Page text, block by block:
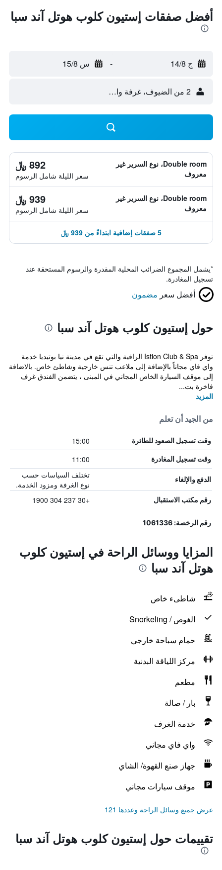
أفضل صفقات إستيون كلوب هوتل آند سبا
ج 14/8 - س 15/8
2 من الضيوف، غرفة واحدة
Double room، نوع السرير غير
معروف
892 ﷼
سعر الليلة شامل الرسوم
Double room، نوع السرير غير
معروف
939 ﷼
سعر الليلة شامل الرسوم
5 صفقات إضافية ابتداءً من 939 ﷼
*يشمل المجموع الضرائب المحلية المقدرة والرسوم المستحقة عند
تسجيل المغادرة.
أفضل سعر مضمون
حول إستيون كلوب هوتل آند سبا
توفر Istion Club & Spa الراقية والتي تقع في مدينة نيا بوتيديا خدمة
واي فاي مجاناً بالإضافة إلى ملاعب تنس خارجية وشاطئ خاص. بالاضافة
إلى موقف السيارة الخاص المجاني في المبنى ، يتضمن الفندق غرف
فاخرة بت...
المزيد
من الجيد أن تعلم
وقت تسجيل الصعود للطائرة 15:00
وقت تسجيل المغادرة 11:00
الدفع والإلغاء
تختلف السياسات حسب
نوع الغرفة ومزود الخدمة.
رقم مكتب الاستقبال +30 237 304 1900
رقم الرخصة: 1061336
المزايا ووسائل الراحة في إستيون كلوب
هوتل آند سبا
شاطىء خاص
الغوص / Snorkeling
حمام سباحة خارجي
مركز اللياقة البدنية
مطعم
بار / صالة
خدمة الغرف
واي فاي مجاني
جهاز صنع القهوة/ الشاي
موقف سيارات مجاني
عرض جميع وسائل الراحة وعددها 121
تقييمات حول إستيون كلوب هوتل آند سبا